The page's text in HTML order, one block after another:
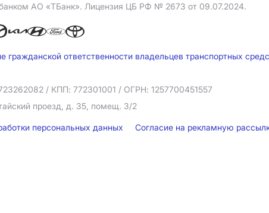
АO «ТБанк». Лицензия ЦБ РФ № 2673 от 09.07.2024.
гражданской ответственности владельцев транспортных
/ КПП: 772301001 / ОГРН: 1257700451557
проезд, д. 35, помещ. 3/2
персональных данных Согласие на рекламную